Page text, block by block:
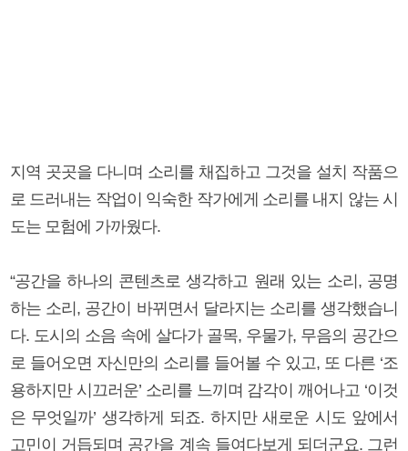
지역 곳곳을 다니며 소리를 채집하고 그것을 설치 작품으
로 드러내는 작업이 익숙한 작가에게 소리를 내지 않는 시
도는 모험에 가까웠다.
“공간을 하나의 콘텐츠로 생각하고 원래 있는 소리, 공명
하는 소리, 공간이 바뀌면서 달라지는 소리를 생각했습니
다. 도시의 소음 속에 살다가 골목, 우물가, 무음의 공간으
로 들어오면 자신만의 소리를 들어볼 수 있고, 또 다른 ‘조
용하지만 시끄러운’ 소리를 느끼며 감각이 깨어나고 ‘이것
은 무엇일까’ 생각하게 되죠. 하지만 새로운 시도 앞에서
고민이 거듭되며 공간을 계속 들여다보게 되더군요. 그런